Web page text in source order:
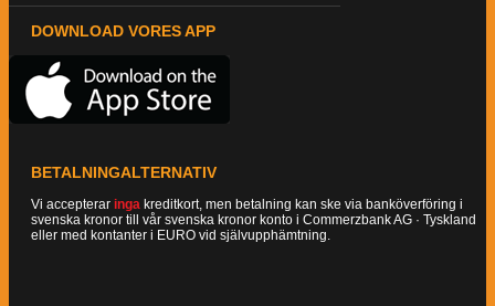
DOWNLOAD VORES APP
BETALNINGALTERNATIV
Vi accepterar inga kreditkort, men betalning kan ske via banköverföring i
svenska kronor till vår svenska kronor konto i Commerzbank AG · Tyskland
eller med kontanter i EURO vid självupphämtning.